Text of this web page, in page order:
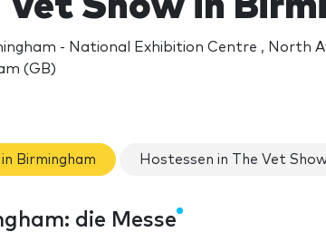
- National Exhibition Centre , North
(GB)
Birmingham Hostessen in The Vet
die Messe